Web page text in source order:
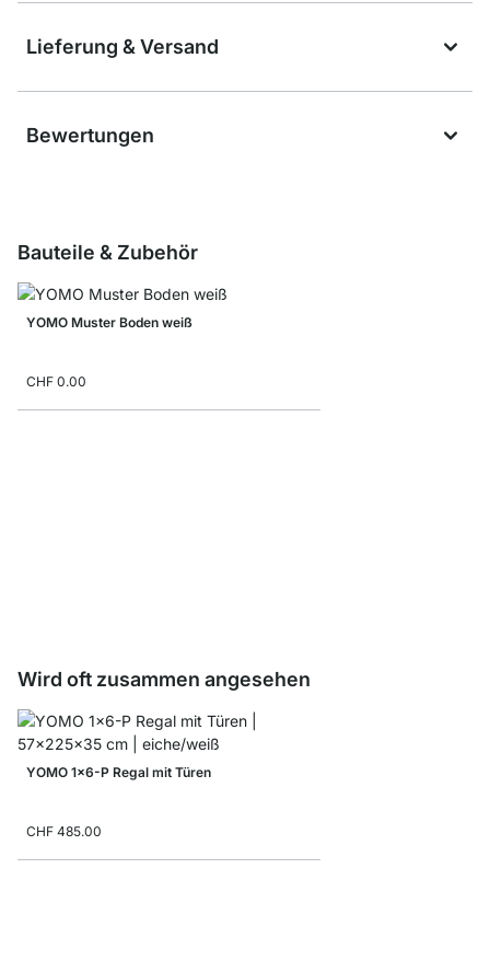
Lieferung & Versand
Bewertungen
Bauteile & Zubehör
YOMO Muster Boden weiß
CHF 0.00
Wird oft zusammen angesehen
YOMO 1x6-P Regal mit Türen
CHF 485.00